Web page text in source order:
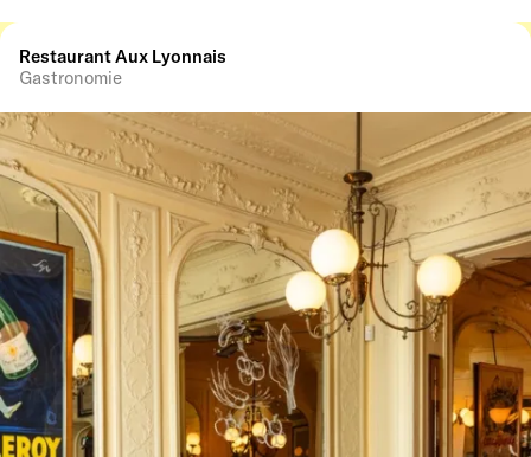
Restaurant Aux Lyonnais
Gastronomie